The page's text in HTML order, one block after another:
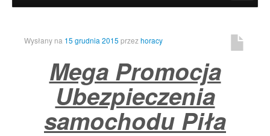
Przykładowa strona
Strona Główna
Wysłany na 15 grudnia 2015 przezhoracy
Mega Promocja
Ubezpieczenia
samochodu Piła